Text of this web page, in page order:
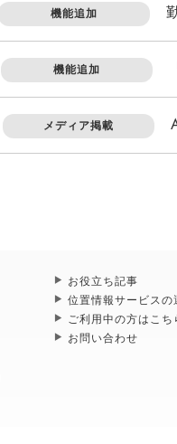
機能追加
機能追加
メディア掲載
お役立ち記事
位置情報サービスの
ご利用中の方はこち
お問い合わせ